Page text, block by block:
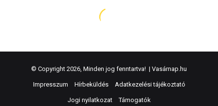
© Copyright 2026, Minden jog fenntartva! | Vasárnap.hu
Impresszum Hírbeküldés Adatkezelési tájékoztató
Jogi nyilatkozat Támogatók